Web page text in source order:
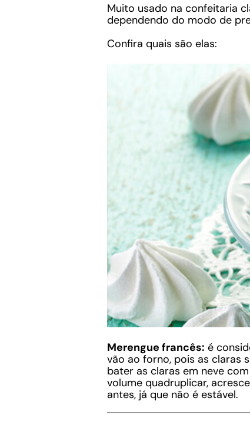
Muito usado na confeitaria
dependendo do modo de
Confira quais são elas:
Merengue francês: é
vão ao forno, pois as claras
bater as claras em neve
volume quadruplicar,
antes, já que não é estável.